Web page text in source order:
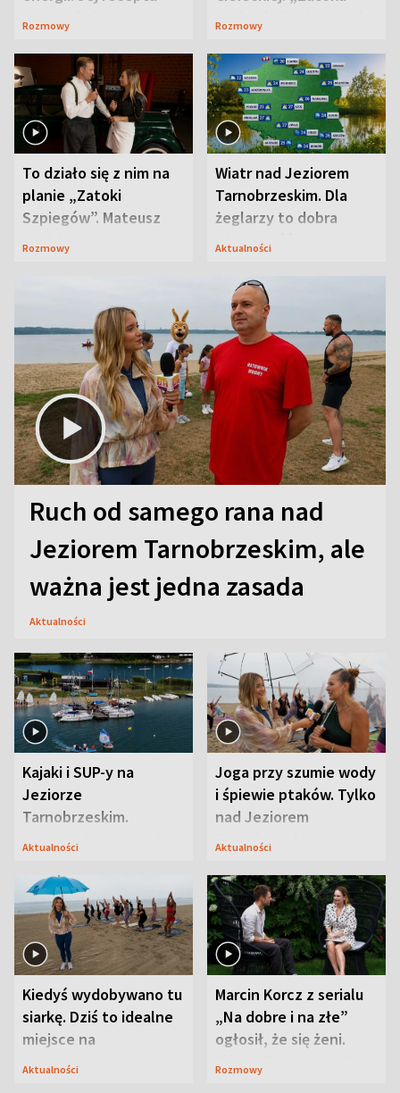
jest zaskakująco
Rozmowy
szpiegów” od razu ich
Rozmowy
To działo się z nim na
planie „Zatoki
Szpiegów”. Mateusz
Janicki odsłonił
Rozmowy
Wiatr nad Jeziorem
Tarnobrzeskim. Dla
żeglarzy to dobra
wiadomość
Aktualności
Ruch od samego rana nad
Jeziorem Tarnobrzeskim, ale
ważna jest jedna zasada
Aktualności
Kajaki i SUP-y na
Jeziorze
Tarnobrzeskim.
Przyrodnicy zwracają
Aktualności
Joga przy szumie wody
i śpiewie ptaków. Tylko
nad Jeziorem
Tarnobrzeskim
Aktualności
Kiedyś wydobywano tu
siarkę. Dziś to idealne
miejsce na
wypoczynek
Aktualności
Marcin Korcz z serialu
„Na dobre i na złe”
ogłosił, że się żeni.
Zdradził, co zmienił
Rozmowy